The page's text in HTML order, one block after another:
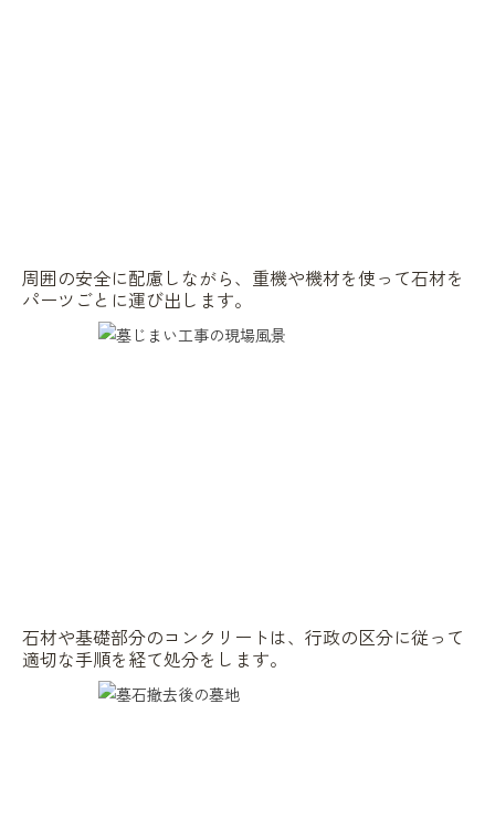
周囲の安全に配慮しながら、重機や機材を使って石材を
パーツごとに運び出します。
石材や基礎部分のコンクリートは、行政の区分に従って
適切な手順を経て処分をします。